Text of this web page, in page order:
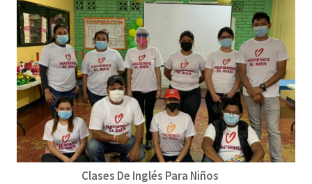
Clases De Inglés Para Niños